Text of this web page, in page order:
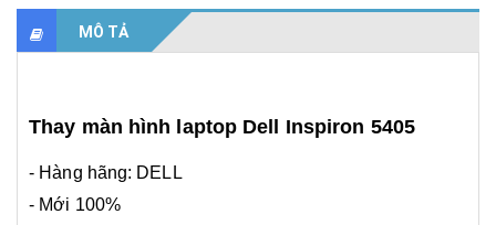
MÔ TẢ
Thay màn hình laptop Dell Inspiron 5405
- Hàng hãng: DELL
- Mới 100%